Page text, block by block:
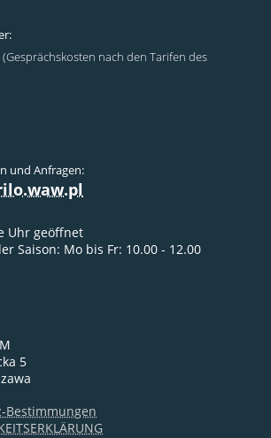
(Gesprächskosten nach den Tarifen des
und Anfragen:
Uhr geöffnet
Saison: Mo bis Fr: 10.00 - 12.00
5
Bestimmungen